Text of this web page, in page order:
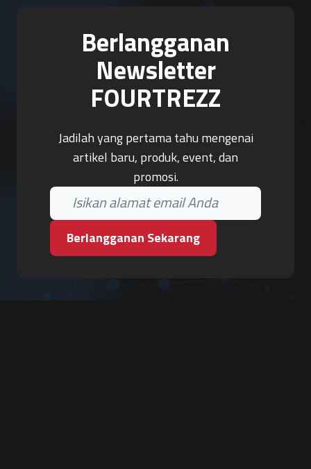
Berlangganan
Newsletter
FOURTREZZ
Jadilah yang pertama tahu mengenai
artikel baru, produk, event, dan
promosi.
Berlangganan Sekarang